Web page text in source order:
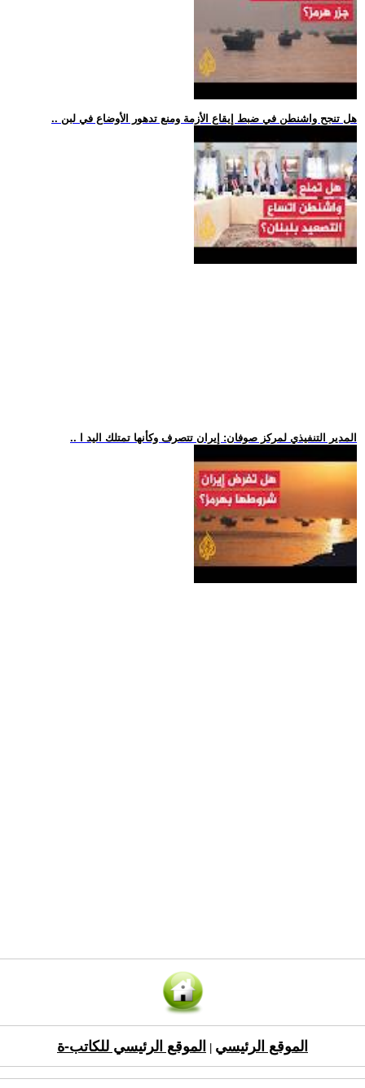
.. هل تنجح واشنطن في ضبط إيقاع الأزمة ومنع تدهور الأوضاع في لبن
.. المدير التنفيذي لمركز صوفان: إيران تتصرف وكأنها تمتلك اليد ا
الموقع الرئيسي الموقع الرئيسي للكاتب-ة